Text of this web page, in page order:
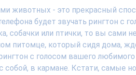
животных - это прекрасный
будет звучать рингтон с
собачки или птички, то вы сами
питомце, который сидя дома,
с голосом вашего
собой, в кармане. Кстати, самые